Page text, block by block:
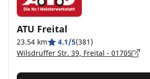
ATU Freital
23.54 km 4.1/5(381)
Wilsdruffer Str. 39, Freital - 01705